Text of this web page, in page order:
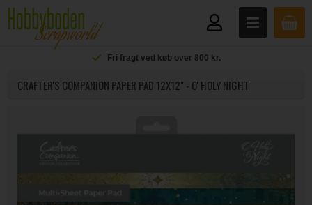
Fri fragt ved køb over 800 kr.
CRAFTER'S COMPANION PAPER PAD 12X12" - O' HOLY NIGHT